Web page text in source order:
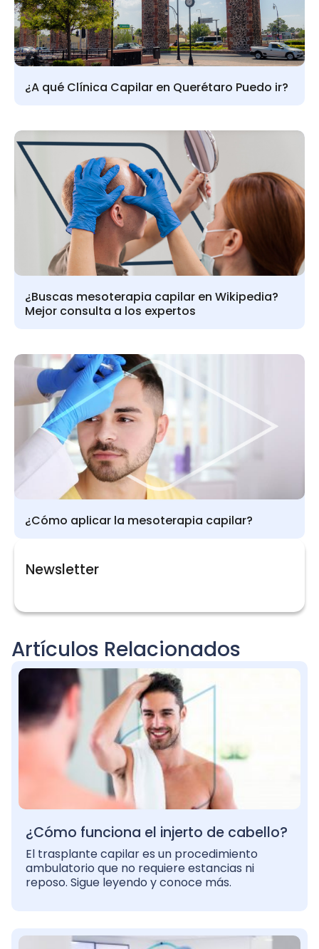
¿A qué Clínica Capilar en Querétaro Puedo ir?
¿Buscas mesoterapia capilar en Wikipedia?
Mejor consulta a los expertos
¿Cómo aplicar la mesoterapia capilar?
Newsletter
Artículos Relacionados
¿Cómo funciona el injerto de cabello?
El trasplante capilar es un procedimiento
ambulatorio que no requiere estancias ni
reposo. Sigue leyendo y conoce más.